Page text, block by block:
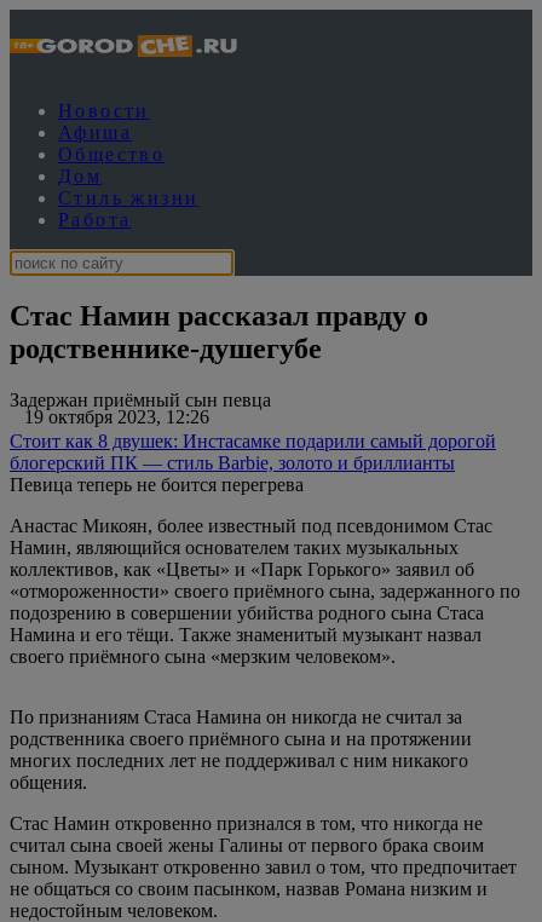
Новости
Афиша
Общество
Дом
Стиль жизни
Работа
Стас Намин рассказал правду о
родственнике-душегубе
19 октября 2023, 12:26
Задержан приёмный сын певца
Стоит как 8 двушек: Инстасамке подарили самый дорогой
блогерский ПК — стиль Barbie, золото и бриллианты
Певица теперь не боится перегрева
Анастас Микоян, более известный под псевдонимом Стас
Намин, являющийся основателем таких музыкальных
коллективов, как «Цветы» и «Парк Горького» заявил об
«отмороженности» своего приёмного сына, задержанного по
подозрению в совершении убийства родного сына Стаса
Намина и его тёщи. Также знаменитый музыкант назвал
своего приёмного сына «мерзким человеком».
По признаниям Стаса Намина он никогда не считал за
родственника своего приёмного сына и на протяжении
многих последних лет не поддерживал с ним никакого
общения.
Стас Намин откровенно признался в том, что никогда не
считал сына своей жены Галины от первого брака своим
сыном. Музыкант откровенно завил о том, что предпочитает
не общаться со своим пасынком, назвав Романа низким и
недостойным человеком.